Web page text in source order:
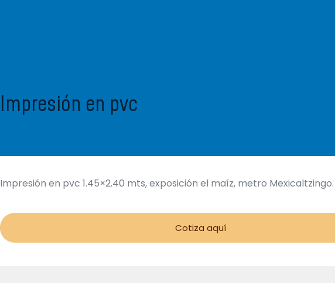
Impresión en pvc
Impresión en pvc 1.45×2.40 mts, exposición el maíz, metro Mexicaltzingo.
Cotiza aquí